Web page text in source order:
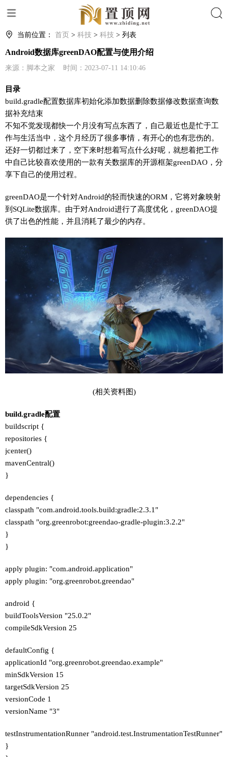
当前位置： 首页 > 科技 > 科技 > 列表
Android数据库greenDAO配置与使用介绍
来源：脚本之家 时间：2023-07-11 14:10:46
目录
build.gradle配置数据库初始化添加数据删除数据修改数据查询数
据补充结束
不知不觉发现都快一个月没有写点东西了，自己最近也是忙于工
作与生活当中，这个月经历了很多事情，有开心的也有悲伤的。
还好一切都过来了，空下来时想着写点什么好呢，就想着把工作
中自己比较喜欢使用的一款有关数据库的开源框架greenDAO，分
享下自己的使用过程。
greenDAO是一个针对Android的轻而快速的ORM，它将对象映射
到SQLite数据库。由于对Android进行了高度优化，greenDAO提
供了出色的性能，并且消耗了最少的内存。
(相关资料图)
build.gradle配置
buildscript {
repositories {
jcenter()
mavenCentral()
}
dependencies {
classpath "com.android.tools.build:gradle:2.3.1"
classpath "org.greenrobot:greendao-gradle-plugin:3.2.2"
}
}
apply plugin: "com.android.application"
apply plugin: "org.greenrobot.greendao"
android {
buildToolsVersion "25.0.2"
compileSdkVersion 25
defaultConfig {
applicationId "org.greenrobot.greendao.example"
minSdkVersion 15
targetSdkVersion 25
versionCode 1
versionName "3"
testInstrumentationRunner "android.test.InstrumentationTestRunner"
}